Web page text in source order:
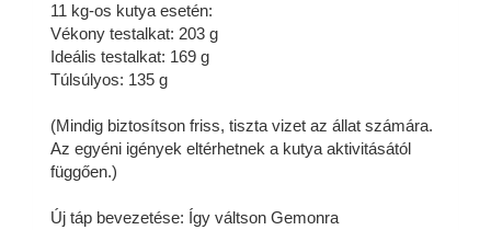
11 kg-os kutya esetén:
Vékony testalkat: 203 g
Ideális testalkat: 169 g
Túlsúlyos: 135 g
(Mindig biztosítson friss, tiszta vizet az állat számára.
Az egyéni igények eltérhetnek a kutya aktivitásától
függően.)
Új táp bevezetése: Így váltson Gemonra